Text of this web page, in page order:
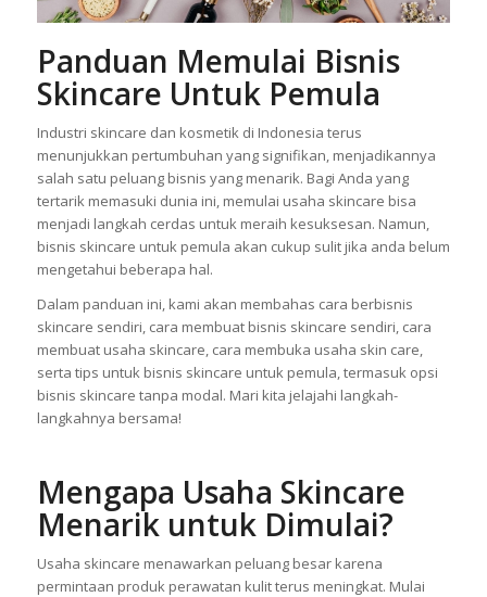
Panduan Memulai Bisnis
Skincare Untuk Pemula
Industri skincare dan kosmetik di Indonesia terus
menunjukkan pertumbuhan yang signifikan, menjadikannya
salah satu peluang bisnis yang menarik. Bagi Anda yang
tertarik memasuki dunia ini, memulai usaha skincare bisa
menjadi langkah cerdas untuk meraih kesuksesan. Namun,
bisnis skincare untuk pemula akan cukup sulit jika anda belum
mengetahui beberapa hal.
Dalam panduan ini, kami akan membahas cara berbisnis
skincare sendiri, cara membuat bisnis skincare sendiri, cara
membuat usaha skincare, cara membuka usaha skin care,
serta tips untuk bisnis skincare untuk pemula, termasuk opsi
bisnis skincare tanpa modal. Mari kita jelajahi langkah-
langkahnya bersama!
Mengapa Usaha Skincare
Menarik untuk Dimulai?
Usaha skincare menawarkan peluang besar karena
permintaan produk perawatan kulit terus meningkat. Mulai